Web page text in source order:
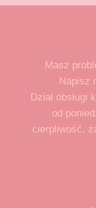
Masz
Napisz
Dział obsługi
od
cierpliwość,